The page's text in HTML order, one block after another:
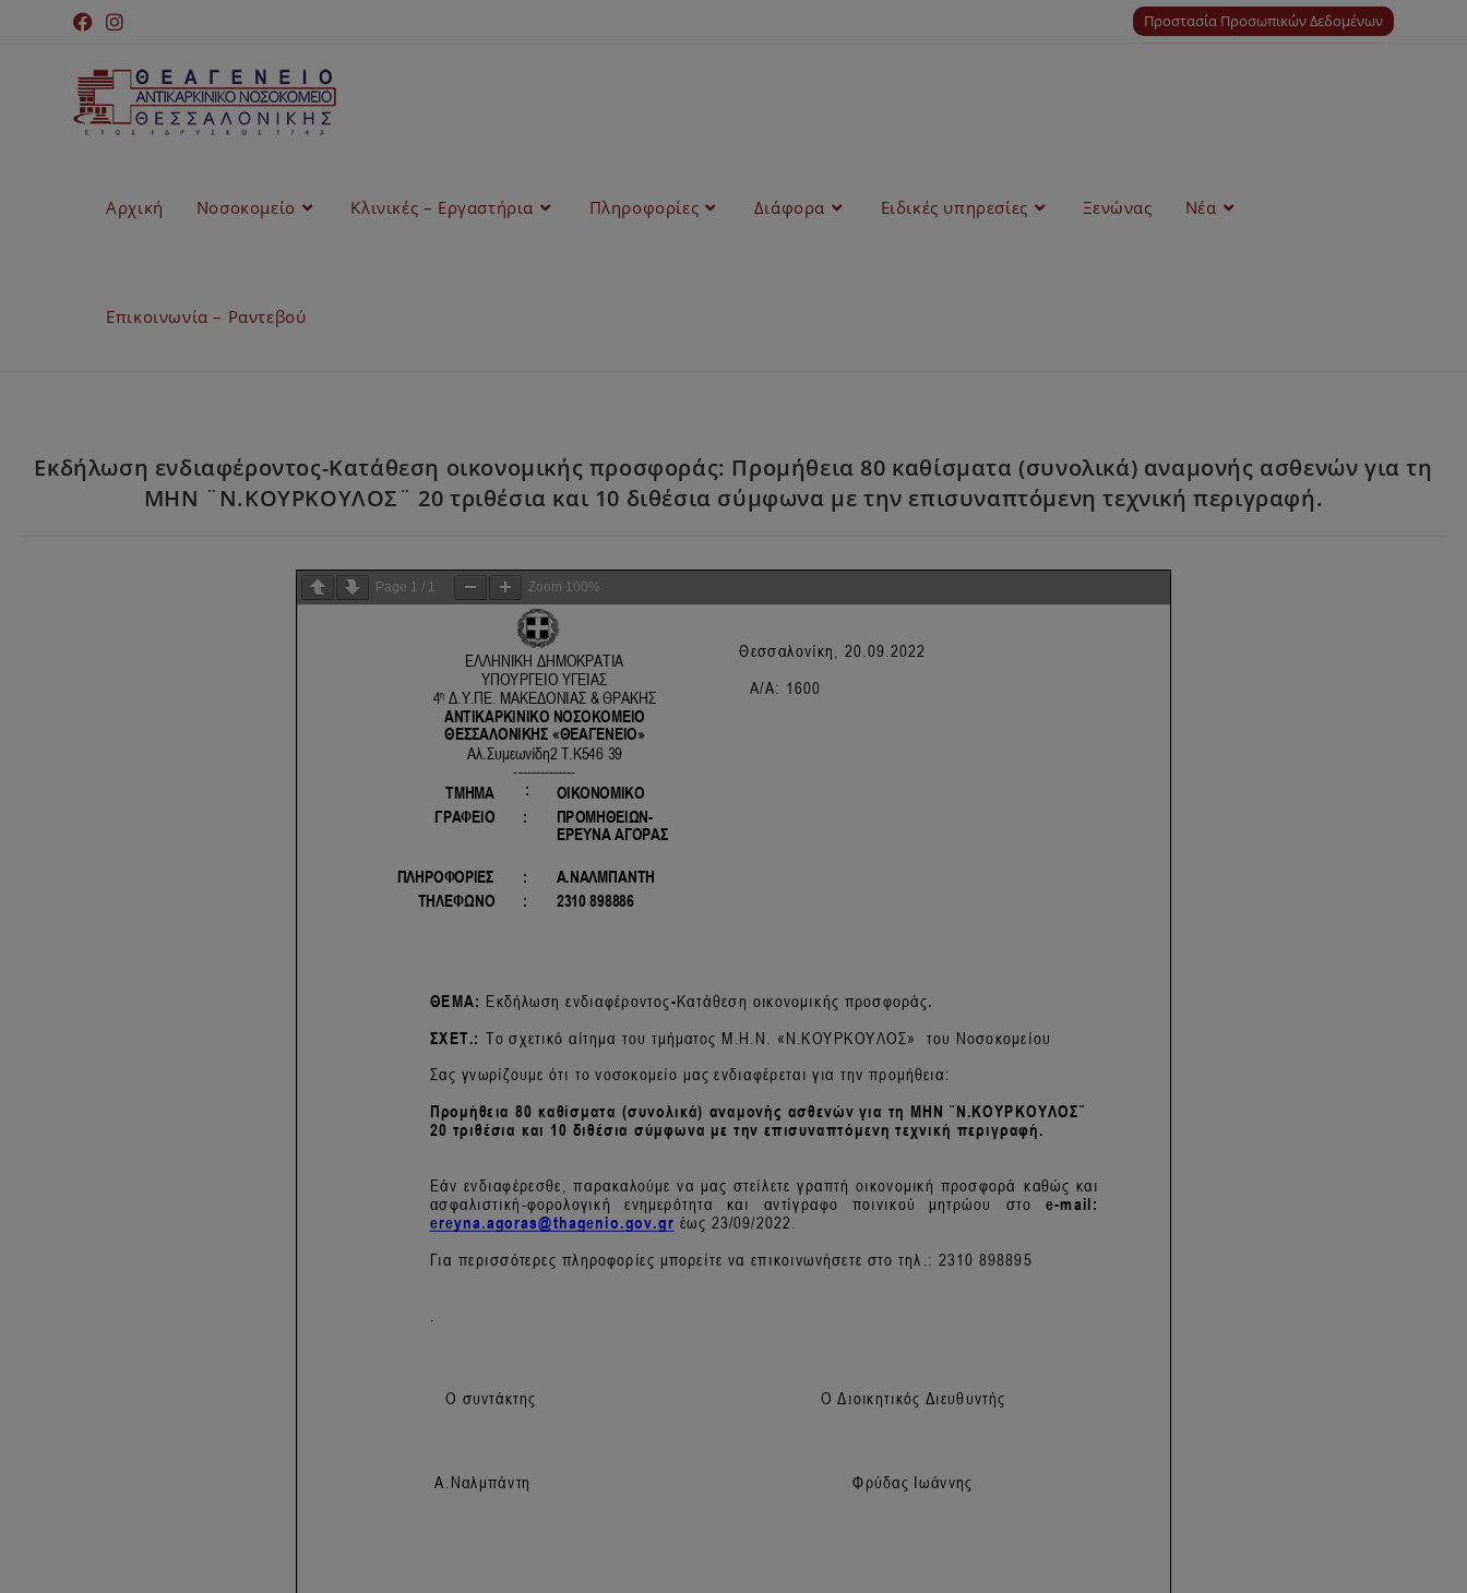
Προστασία Προσωπικών Δεδομένων
Αρχική Νοσοκομείο Κλινικές – Εργαστήρια Πληροφορίες Διάφορα Ειδικές υπηρεσίες Ξενώνας Νέα
Επικοινωνία – Ραντεβού
Εκδήλωση ενδιαφέροντος-Κατάθεση οικονομικής προσφοράς: Προμήθεια 80 καθίσματα (συνολικά) αναμονής ασθενών για τη
ΜΗΝ ¨Ν.ΚΟΥΡΚΟΥΛΟΣ¨ 20 τριθέσια και 10 διθέσια σύμφωνα με την επισυναπτόμενη τεχνική περιγραφή.
Page 1 / 1 Zoom 100%